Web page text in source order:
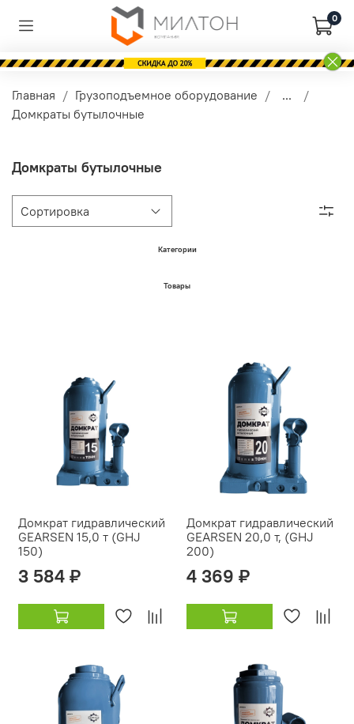
0
Главная Грузоподъемное оборудование
...
Домкраты бутылочные
Домкраты бутылочные
Категории
Товары
Домкрат гидравлический
GEARSEN 15,0 т (GHJ
150)
3 584 ₽
Домкрат гидравлический
GEARSEN 20,0 т, (GHJ
200)
4 369 ₽